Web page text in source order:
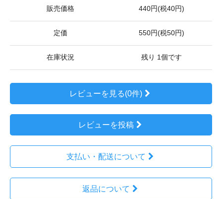
販売価格 440円(税40円)
定価 550円(税50円)
在庫状況 残り 1個です
レビューを見る(0件)
レビューを投稿
支払い・配送について
返品について